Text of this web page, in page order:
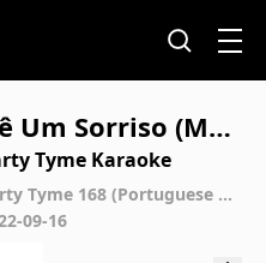
Um Sorriso (Mad
By J. Net
[Karaoke Versio
Tyme Karaoke
Tyme 168 (Portuguese Ka
Versions)
09-16